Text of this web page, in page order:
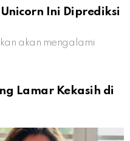
Ini Diprediksi
akan mengalami
Lamar Kekasih di